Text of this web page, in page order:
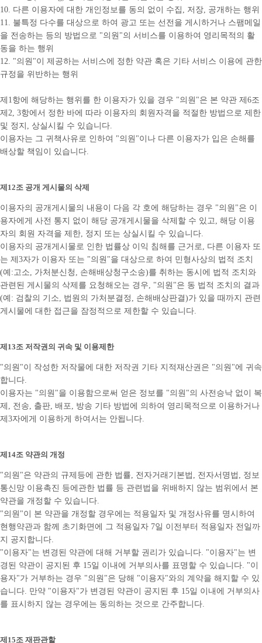
10. 다른 이용자에 대한 개인정보를 동의 없이 수집, 저장, 공개하는 행위
11. 불특정 다수를 대상으로 하여 광고 또는 선전을 게시하거나 스팸메일
을 전송하는 등의 방법으로 "의원"의 서비스를 이용하여 영리목적의 활
동을 하는 행위
12. "의원"이 제공하는 서비스에 정한 약관 혹은 기타 서비스 이용에 관한
규정을 위반하는 행위
제1항에 해당하는 행위를 한 이용자가 있을 경우 "의원"은 본 약관 제6조
제2, 3항에서 정한 바에 따라 이용자의 회원자격을 적절한 방법으로 제한
및 정지, 상실시킬 수 있습니다.
이용자는 그 귀책사유로 인하여 "의원"이나 다른 이용자가 입은 손해를
배상할 책임이 있습니다.
제12조 공개 게시물의 삭제
이용자의 공개게시물의 내용이 다음 각 호에 해당하는 경우 "의원"은 이
용자에게 사전 통지 없이 해당 공개게시물을 삭제할 수 있고, 해당 이용
자의 회원 자격을 제한, 정지 또는 상실시킬 수 있습니다.
이용자의 공개게시물로 인한 법률상 이익 침해를 근거로, 다른 이용자 또
는 제3자가 이용자 또는 "의원"을 대상으로 하여 민형사상의 법적 조치
(예:고소, 가처분신청, 손해배상청구소송)를 취하는 동시에 법적 조치와
관련된 게시물의 삭제를 요청해오는 경우, "의원"은 동 법적 조치의 결과
(예: 검찰의 기소, 법원의 가처분결정, 손해배상판결)가 있을 때까지 관련
게시물에 대한 접근을 잠정적으로 제한할 수 있습니다.
제13조 저작권의 귀속 및 이용제한
"의원"이 작성한 저작물에 대한 저작권 기타 지적재산권은 "의원"에 귀속
합니다.
이용자는 "의원"을 이용함으로써 얻은 정보를 "의원"의 사전승낙 없이 복
제, 전송, 출판, 배포, 방송 기타 방법에 의하여 영리목적으로 이용하거나
제3자에게 이용하게 하여서는 안됩니다.
제14조 약관의 개정
"의원"은 약관의 규제등에 관한 법률, 전자거래기본법, 전자서명법, 정보
통신망 이용촉진 등에관한 법률 등 관련법을 위배하지 않는 범위에서 본
약관을 개정할 수 있습니다.
"의원"이 본 약관을 개정할 경우에는 적용일자 및 개정사유를 명시하여
현행약관과 함께 초기화면에 그 적용일자 7일 이전부터 적용일자 전일까
지 공지합니다.
"이용자"는 변경된 약관에 대해 거부할 권리가 있습니다. "이용자"는 변
경된 약관이 공지된 후 15일 이내에 거부의사를 표명할 수 있습니다. "이
용자"가 거부하는 경우 "의원"은 당해 "이용자"와의 계약을 해지할 수 있
습니다. 만약 "이용자"가 변경된 약관이 공지된 후 15일 이내에 거부의사
를 표시하지 않는 경우에는 동의하는 것으로 간주합니다.
제15조 재판관할